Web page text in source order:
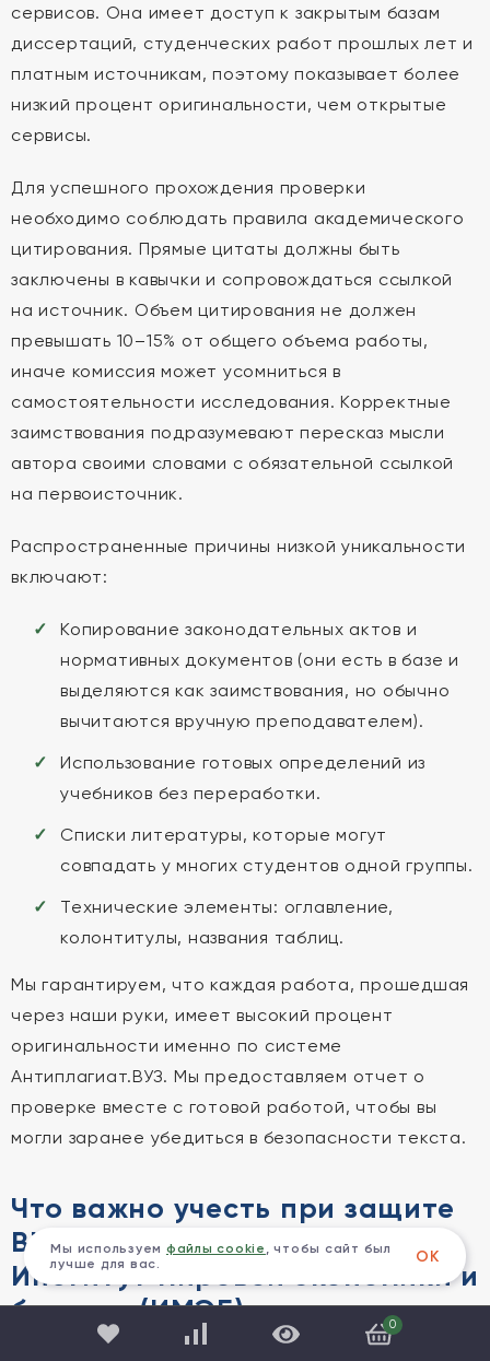
сервисов. Она имеет доступ к закрытым базам
диссертаций, студенческих работ прошлых лет и
платным источникам, поэтому показывает более
низкий процент оригинальности, чем открытые
сервисы.
Для успешного прохождения проверки
необходимо соблюдать правила академического
цитирования. Прямые цитаты должны быть
заключены в кавычки и сопровождаться ссылкой
на источник. Объем цитирования не должен
превышать 10–15% от общего объема работы,
иначе комиссия может усомниться в
самостоятельности исследования. Корректные
заимствования подразумевают пересказ мысли
автора своими словами с обязательной ссылкой
на первоисточник.
Распространенные причины низкой уникальности
включают:
Копирование законодательных актов и
нормативных документов (они есть в базе и
выделяются как заимствования, но обычно
вычитаются вручную преподавателем).
Использование готовых определений из
учебников без переработки.
Списки литературы, которые могут
совпадать у многих студентов одной группы.
Технические элементы: оглавление,
колонтитулы, названия таблиц.
Мы гарантируем, что каждая работа, прошедшая
через наши руки, имеет высокий процент
оригинальности именно по системе
Антиплагиат.ВУЗ. Мы предоставляем отчет о
проверке вместе с готовой работой, чтобы вы
могли заранее убедиться в безопасности текста.
Что важно учесть при защите
ВКР по специальности
Институт мировой экономики и
бизнеса (ИМЭБ)
0
Мы используем файлы cookie , чтобы сайт был
лучше для вас.
ОК